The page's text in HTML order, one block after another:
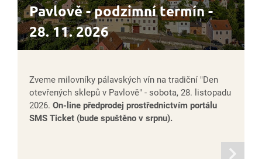
Pavlově - podzimní termín -
28. 11. 2026
Zveme milovníky pálavských vín na tradiční "Den
otevřených sklepů v Pavlově" - sobota, 28. listopadu
2026. On-line předprodej prostřednictvím portálu
SMS Ticket (bude spuštěno v srpnu).